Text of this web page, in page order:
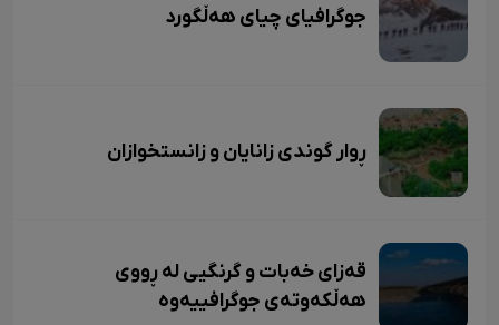
جوگرافیای چیای هەڵگورد
ڕوار گوندی زانایان و زانستخوازان
قەزای خەبات و گرنگیی لە ڕووی
هەڵکەوتەی جوگرافییەوە